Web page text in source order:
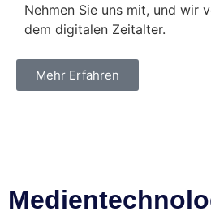
Nehmen Sie uns mit, und wir
dem digitalen Zeitalter.
Mehr Erfahren